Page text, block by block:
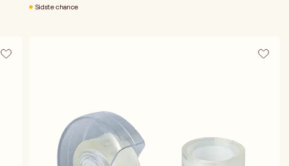
Sidste chance